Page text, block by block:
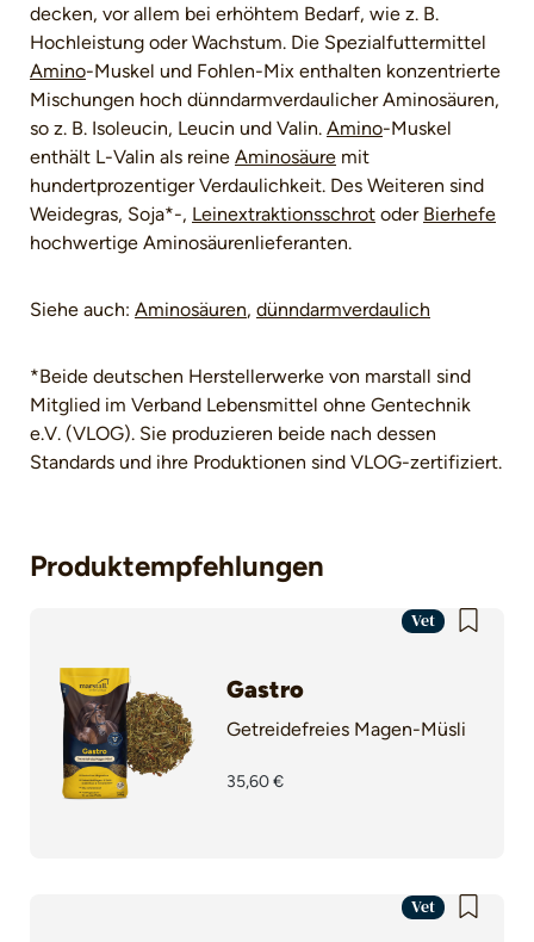
decken, vor allem bei erhöhtem Bedarf, wie z. B.
Hochleistung oder Wachstum. Die Spezialfuttermittel
Amino-Muskel und Fohlen-Mix enthalten konzentrierte
Mischungen hoch dünndarmverdaulicher Aminosäuren,
so z. B. Isoleucin, Leucin und Valin. Amino-Muskel
enthält L-Valin als reine Aminosäure mit
hundertprozentiger Verdaulichkeit. Des Weiteren sind
Weidegras, Soja*-, Leinextraktionsschrot oder Bierhefe
hochwertige Aminosäurenlieferanten.
Siehe auch: Aminosäuren, dünndarmverdaulich
*Beide deutschen Herstellerwerke von marstall sind
Mitglied im Verband Lebensmittel ohne Gentechnik
e.V. (VLOG). Sie produzieren beide nach dessen
Standards und ihre Produktionen sind VLOG-zertifiziert.
Produktempfehlungen
Vet
Gastro
Getreidefreies Magen-Müsli
35,60 €
Vet